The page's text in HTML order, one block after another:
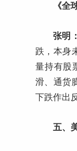
《全
张明
跌，本身
量持有股
滑、通货
下跌作出
五、